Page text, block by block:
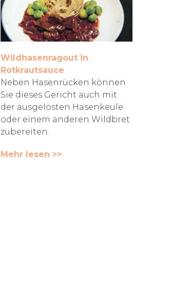
Wildhasenragout in
Rotkrautsauce
Neben Hasenrücken können
Sie dieses Gericht auch mit
der ausgelösten Hasenkeule
oder einem anderen Wildbret
zubereiten.
Mehr lesen >>